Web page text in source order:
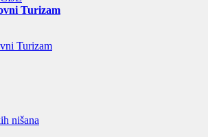
Turizam
Turizam
nišana